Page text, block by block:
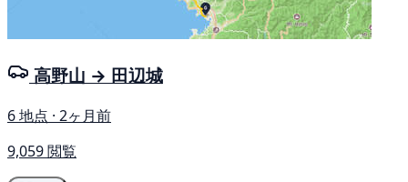
高野山 → 田辺城
6 地点 · 2ヶ月前
9,059 閲覧